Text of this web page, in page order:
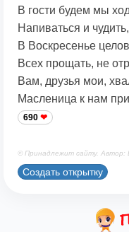
В гости будем мы
Напиваться и чудить,
В Воскресенье
Всех прощать, не
Вам, друзья мои,
Масленица к нам
690
© Принадлежит сайту. Автор:
Создать открытку